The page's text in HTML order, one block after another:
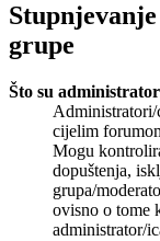
grupe
Što su
Administratori/
cijelim
Mogu
dopuštenja,
grupa/
ovisno o tome
administrator/